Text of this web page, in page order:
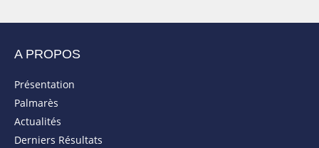
A PROPOS
Présentation
Palmarès
Actualités
Derniers Résultats